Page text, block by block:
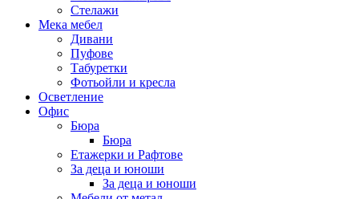
Стелажи
Мека мебел
Дивани
Пуфове
Табуретки
Фотьойли и кресла
Осветление
Офис
Бюра
Бюра
Етажерки и Рафтове
За деца и юноши
За деца и юноши